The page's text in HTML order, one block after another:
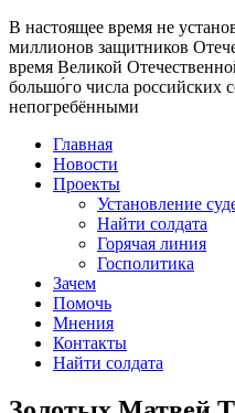
В настоящее время не
миллионов защитников
время Великой
большо́го числа российских
непогребёнными
Главная
Новости
Проекты
Установление
Найти солдата
Горячая линия
Госполитика
Зачем
Помочь
Мнения
Контакты
Найти солдата